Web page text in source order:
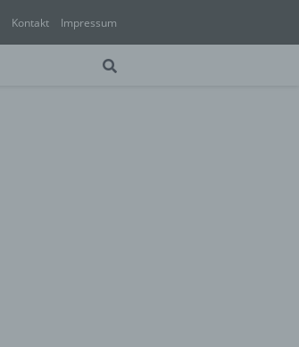
Kontakt Impressum